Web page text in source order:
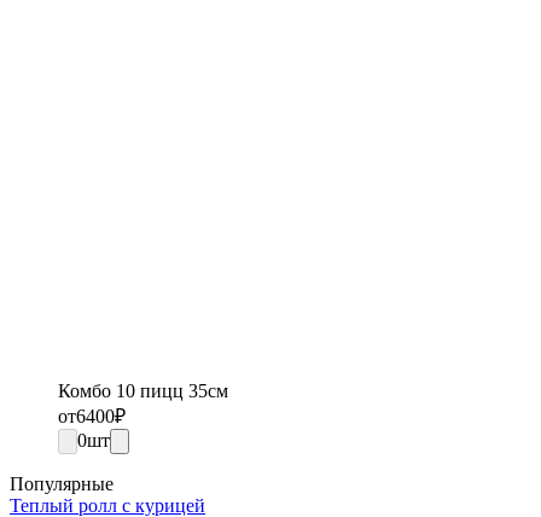
Комбо 10 пицц 35см
от6400₽
0шт
Популярные
Теплый ролл с курицей